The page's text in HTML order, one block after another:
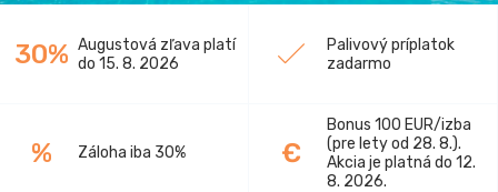
30% Augustová zľava platí
do 15. 8. 2026
Palivový príplatok
zadarmo
% Záloha iba 30% €
Bonus 100 EUR/izba
(pre lety od 28. 8.).
Akcia je platná do 12.
8. 2026.